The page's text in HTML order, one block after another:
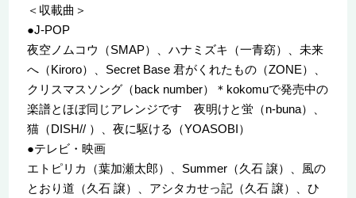
＜収載曲＞
●J-POP
夜空ノムコウ（SMAP）、ハナミズキ（一青窈）、未来
へ（Kiroro）、Secret Base 君がくれたもの（ZONE）、
クリスマスソング（back number）＊kokomuで発売中の
楽譜とほぼ同じアレンジです 夜明けと蛍（n-buna）、
猫（DISH// ）、夜に駆ける（YOASOBI）
●テレビ・映画
エトピリカ（葉加瀬太郎）、Summer（久石 譲）、風の
とおり道（久石 譲）、アシタカせっ記（久石 譲）、ひ